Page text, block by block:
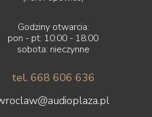
Godziny otwarcia:
pon - pt: 10:00 - 18:00
sobota: nieczynne
tel. 668 606 636